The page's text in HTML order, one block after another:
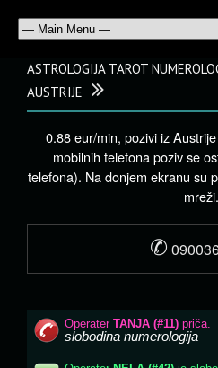
ASTROLOGIJA TAROT
AUSTRIJE
0.88 eur/min, pozivi iz
mobilnih telefona poziv se
telefona). Na donjem ekranu su
mreži.
✆